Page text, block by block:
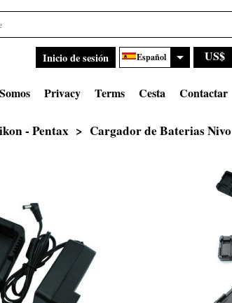
US$
Español
Inicio de sesión
Privacy Terms Cesta Contactar
- Pentax > Cargador de Baterias Nivo